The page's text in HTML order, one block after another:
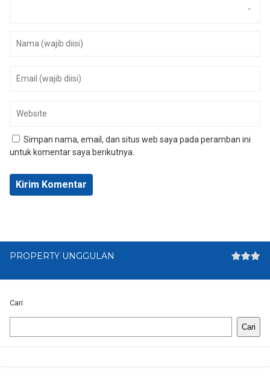
Simpan nama, email, dan situs web saya pada peramban ini
untuk komentar saya berikutnya.
PROPERTY UNGGULAN
Cari
Cari